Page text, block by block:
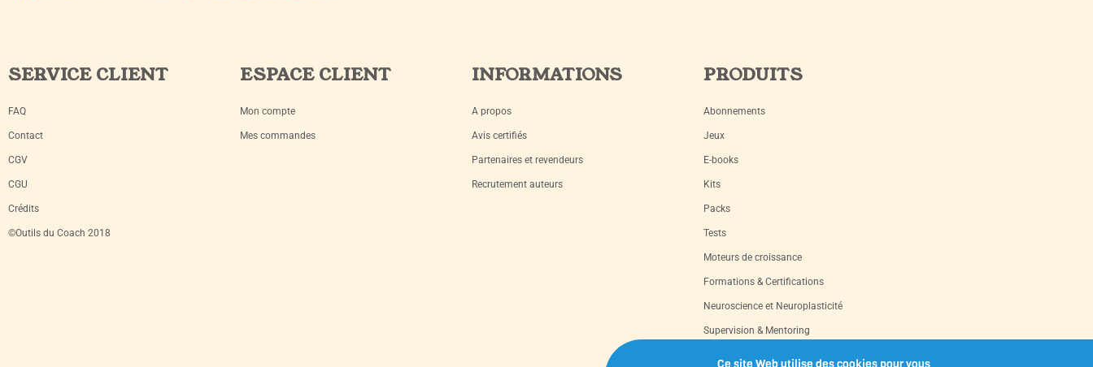
SERVICE CLIENT
FAQ
Contact
CGV
CGU
Crédits
©Outils du Coach 2018
ESPACE CLIENT
Mon compte
Mes commandes
INFORMATIONS
A propos
Avis certifiés
Partenaires et revendeurs
Recrutement auteurs
PRODUITS
Abonnements
Jeux
E-books
Kits
Packs
Tests
Moteurs de croissance
Formations & Certifications
Neuroscience et Neuroplasticité
Supervision & Mentoring